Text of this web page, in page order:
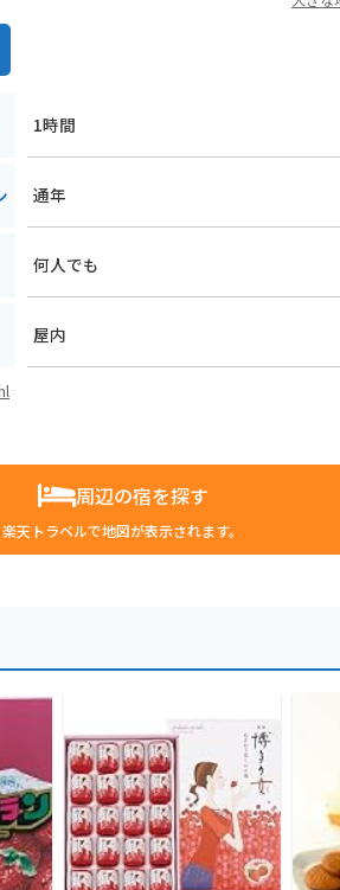
1時間
通年
何人でも
屋内
周辺の宿を探す
楽天トラベルで地図が表示されます。